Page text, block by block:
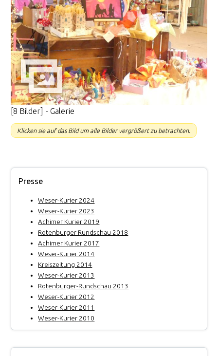
[8 Bilder] - Galerie
Klicken sie auf das Bild um alle Bilder vergrößert zu betrachten.
Presse
Weser-Kurier 2024
Weser-Kurier 2023
Achimer Kurier 2019
Rotenburger Rundschau 2018
Achimer Kurier 2017
Weser-Kurier 2014
Kreiszeitung 2014
Weser-Kurier 2013
Rotenburger-Rundschau 2013
Weser-Kurier 2012
Weser-Kurier 2011
Weser-Kurier 2010